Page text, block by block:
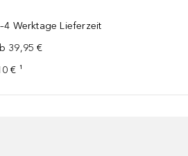
Werktage Lieferzeit
39,95 €
€ ¹